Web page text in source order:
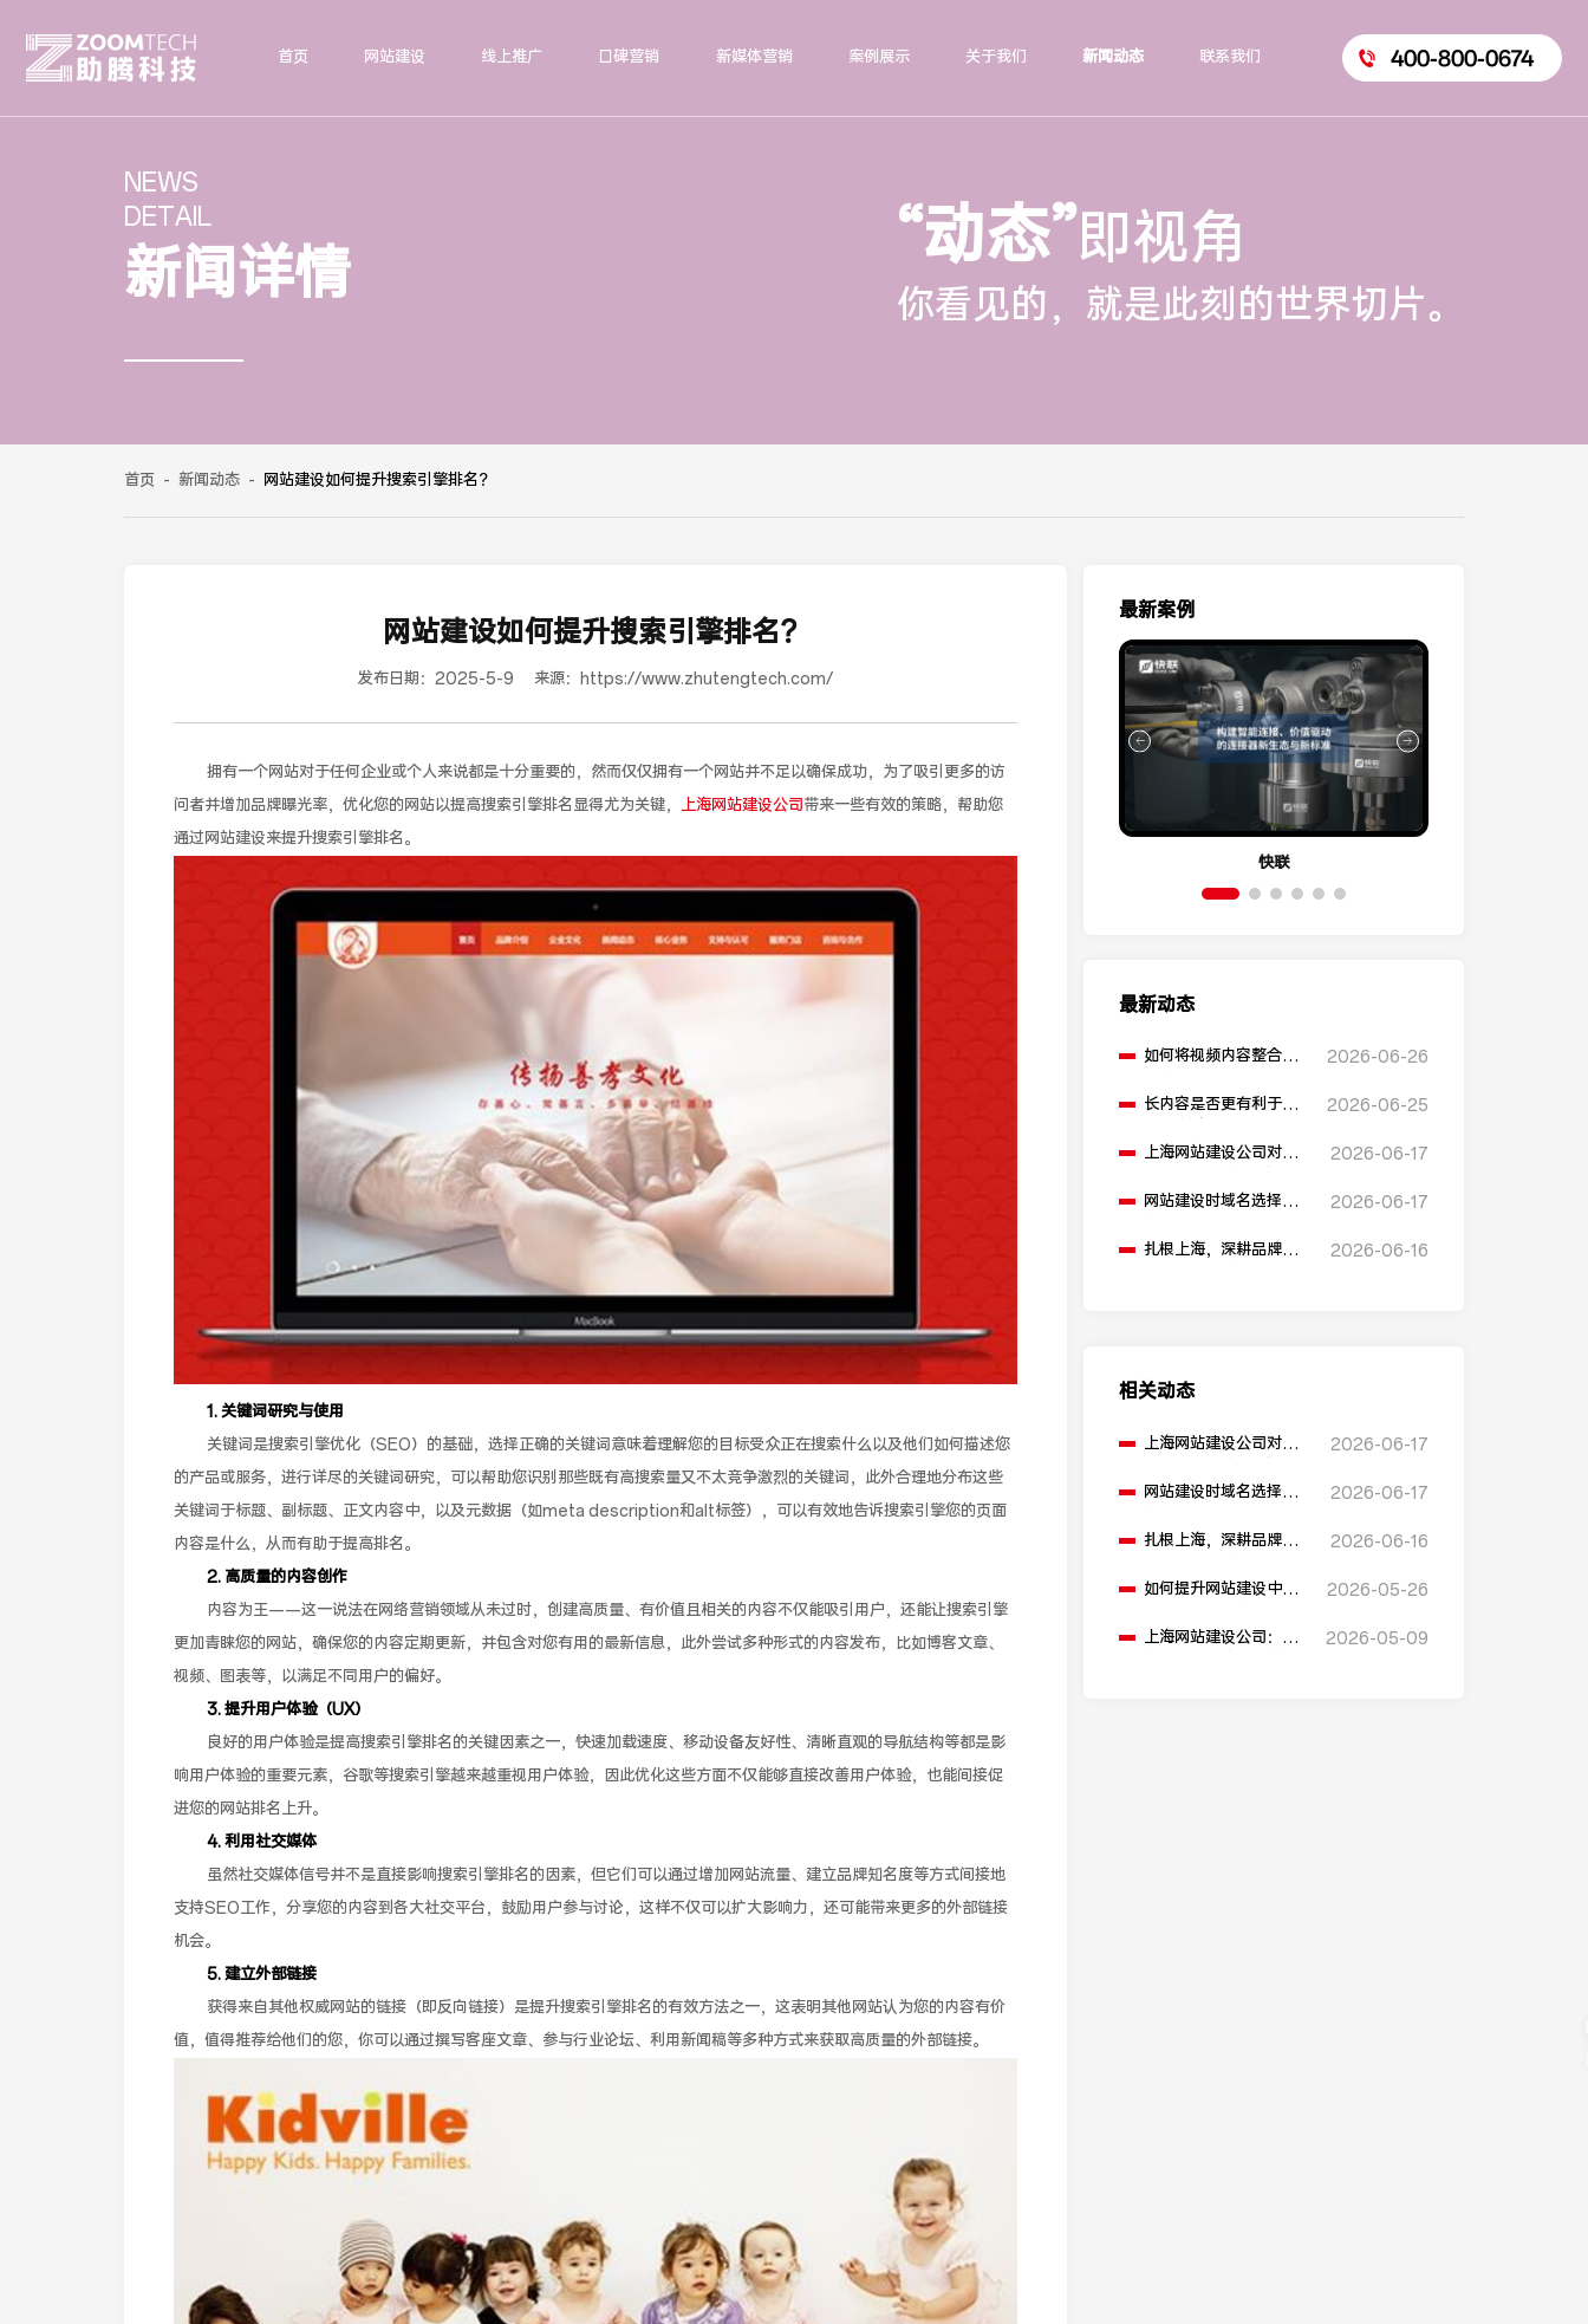
首页 网站建设 线上推广 口碑营销 新媒体营销 案例展示 关于我们 新闻动态 联系我们 400-800-0674
NEWS
DETAIL
新闻详情 “动态”即视角
你看见的，就是此刻的世界切片。
首页 - 新闻动态 - 网站建设如何提升搜索引擎排名？
网站建设如何提升搜索引擎排名？
发布日期： 2025-5-9 来源： https://www.zhutengtech.com/
拥有一个网站对于任何企业或个人来说都是十分重要的，然而仅仅拥有一个网站并不足以确保成功，为了吸引更多的访
问者并增加品牌曝光率，优化您的网站以提高搜索引擎排名显得尤为关键， 上海网站建设公司带来一些有效的策略，帮助您
通过网站建设来提升搜索引擎排名。
1. 关键词研究与使用
关键词是搜索引擎优化（SEO）的基础，选择正确的关键词意味着理解您的目标受众正在搜索什么以及他们如何描述您
的产品或服务，进行详尽的关键词研究，可以帮助您识别那些既有高搜索量又不太竞争激烈的关键词，此外合理地分布这些
关键词于标题、副标题、正文内容中，以及元数据（如meta description和alt标签），可以有效地告诉搜索引擎您的页面
内容是什么，从而有助于提高排名。
2. 高质量的内容创作
内容为王——这一说法在网络营销领域从未过时，创建高质量、有价值且相关的内容不仅能吸引用户，还能让搜索引擎
更加青睐您的网站，确保您的内容定期更新，并包含对您有用的最新信息，此外尝试多种形式的内容发布，比如博客文章、
视频、图表等，以满足不同用户的偏好。
3. 提升用户体验（UX）
良好的用户体验是提高搜索引擎排名的关键因素之一，快速加载速度、移动设备友好性、清晰直观的导航结构等都是影
响用户体验的重要元素，谷歌等搜索引擎越来越重视用户体验，因此优化这些方面不仅能够直接改善用户体验，也能间接促
进您的网站排名上升。
4. 利用社交媒体
虽然社交媒体信号并不是直接影响搜索引擎排名的因素，但它们可以通过增加网站流量、建立品牌知名度等方式间接地
支持SEO工作，分享您的内容到各大社交平台，鼓励用户参与讨论，这样不仅可以扩大影响力，还可能带来更多的外部链接
机会。
5. 建立外部链接
获得来自其他权威网站的链接（即反向链接）是提升搜索引擎排名的有效方法之一，这表明其他网站认为您的内容有价
值，值得推荐给他们的您，你可以通过撰写客座文章、参与行业论坛、利用新闻稿等多种方式来获取高质量的外部链接。
最新案例
快联
最新动态
如何将视频内容整合到
2026-06-26
长内容是否更有利于
2026-06-25
上海网站建设公司对
如何选择您的可靠伙
2026-06-17
网站建设时域名选择有
2026-06-17
扎根上海，深耕品牌营
2026-06-16
相关动态
上海网站建设公司对
如何选择您的可靠伙
2026-06-17
网站建设时域名选择有
2026-06-17
扎根上海，深耕品牌营
本地化网站建设的“优
2026-06-16
如何提升网站建设中的
2026-05-26
上海网站建设公司：网
2026-05-09